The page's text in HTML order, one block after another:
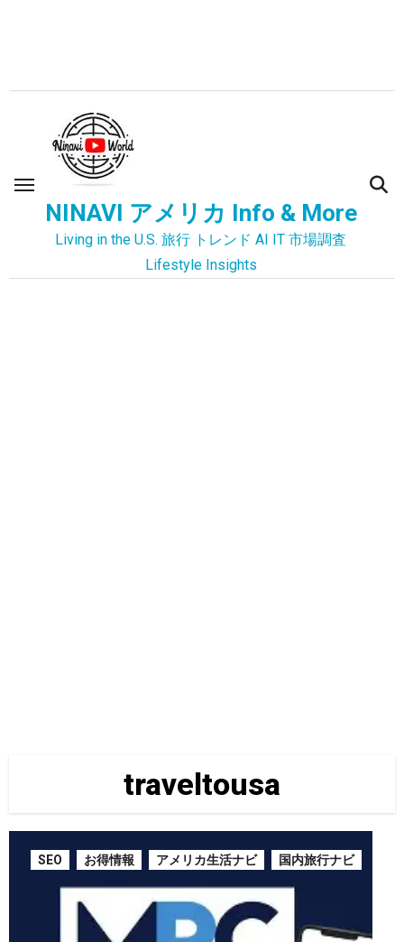
ス
NINAVI アメリカ Info & More
Living in the U.S. 旅行 トレンド AI IT 市場調査
Lifestyle Insights
traveltousa
SEO お得情報 アメリカ生活ナビ 国内旅行ナビ